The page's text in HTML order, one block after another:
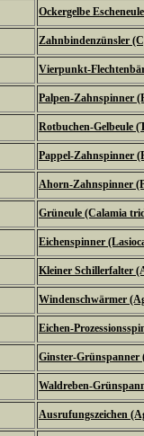
Ockergelbe
Zahnbindenzünsler
Vierpunkt-
Palpen-Zahnspinner
Rotbuchen-Gelbeule
Pappel-Zahnspinner
Ahorn-Zahnspinner
Grüneule (Calamia
Eichenspinner
Kleiner Schillerfalter
Windenschwärmer
Eichen-
Ginster-Grünspanner
Waldreben-
Ausrufungszeichen